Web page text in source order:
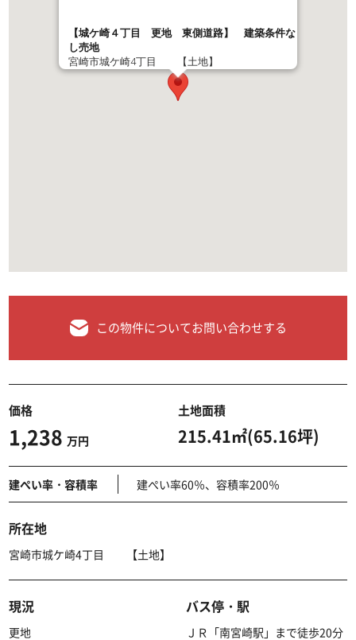
【城ケ崎４丁目 更地 東側道路】 建築条件な
し売地
宮崎市城ケ崎4丁目 【土地】
この物件についてお問い合わせする
価格
1,238 万円
土地面積
215.41㎡(65.16坪)
建ぺい率・容積率 建ぺい率60％、容積率200％
所在地
宮崎市城ケ崎4丁目 【土地】
現況
更地
バス停・駅
ＪＲ「南宮崎駅」まで徒歩20分